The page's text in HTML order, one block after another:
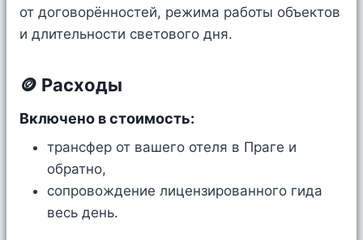
от договорённостей, режима работы объектов
и длительности светового дня.
🪙 Расходы
Включено в стоимость:
трансфер от вашего отеля в Праге и
обратно,
сопровождение лицензированного гида
весь день.